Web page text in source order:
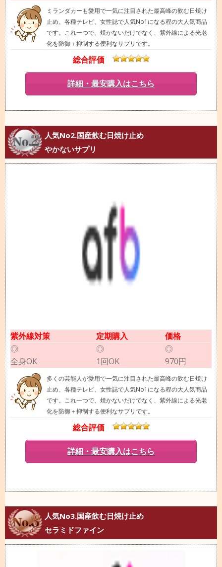
ミランダカーも愛用で一気に注目された最高峰の飲む日焼け
止め、各種テレビ、女性誌で人気No1になる程の大人気商品
です。これ一つで、焼かないだけでなく、紫外線による光老
化を防御＋抑制する便利なサプリです。
総合評価
詳細・最安購入はこちら
人気No2.国産飲む日焼け止め
やかないサプリ
紫外線対策 定期購入
価格
◎
全身OK
◎
1回OK
◎
970円
多くの芸能人が愛用で一気に注目された最高峰の飲む日焼け
止め、各種テレビ、女性誌で人気No1になる程の大人気商品
です。これ一つで、焼かないだけでなく、紫外線による光老
化を防御＋抑制する便利なサプリです。
総合評価
詳細・最安購入はこちら
人気No3.国産飲む日焼け止め
セラミドファイン